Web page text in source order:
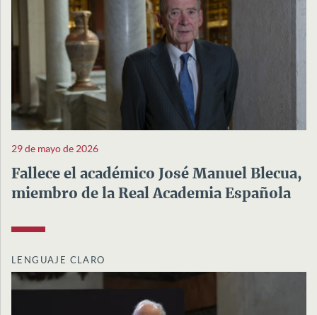
29 de mayo de 2026
Fallece el académico José Manuel Blecua,
miembro de la Real Academia Española
LENGUAJE CLARO